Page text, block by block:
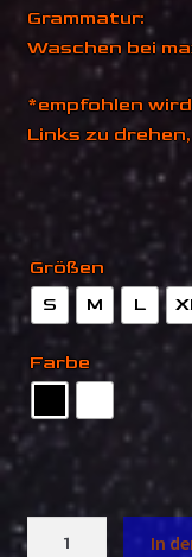
Waschen bei
*empfohlen
Links zu
Größen
S
M L
Farbe
In